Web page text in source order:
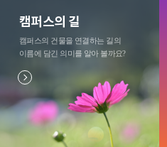
캠퍼스의 길
캠퍼스의 건물을 연결하는 길의
이름에 담긴 의미를 알아 볼까요?